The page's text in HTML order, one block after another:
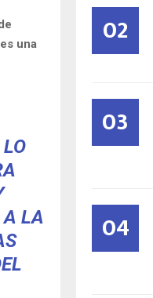
una
A LA
02
03
04